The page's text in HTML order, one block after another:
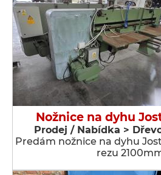
Nožnice na dyhu
Prodej / Nabídka >
Predám nožnice na dyhu
rezu